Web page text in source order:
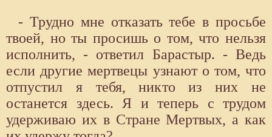
- Трудно мне отказать тебе в просьбе
твоей, но ты просишь о том, что нельзя
исполнить, - ответил Барастыр. - Ведь
если другие мертвецы узнают о том, что
отпустил я тебя, никто из них не
останется здесь. Я и теперь с трудом
удерживаю их в Стране Мертвых, а как